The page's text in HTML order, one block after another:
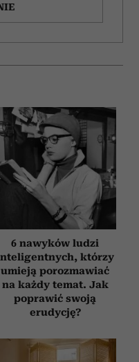
6 nawyków ludzi
którzy
umieją porozmawiać
na każdy temat. Jak
poprawić swoją
erudycję?